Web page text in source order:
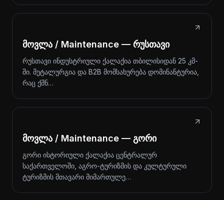
მოვლა / Maintenance — რუსთავი
რუსთავი ინდუსტრიული ქალაქია თბილისიდან 25 კმ-
ში. მეტალურგია და B2B მომსახურება დომინანტურია,
რაც ქმნ…
მოვლა / Maintenance — გორი
გორი ისტორიული ქალაქია ცენტრალურ
საქართველოში, აგრო-ტურიზმის და კულტურული
ტურიზმის მთავარი მიმართულე…